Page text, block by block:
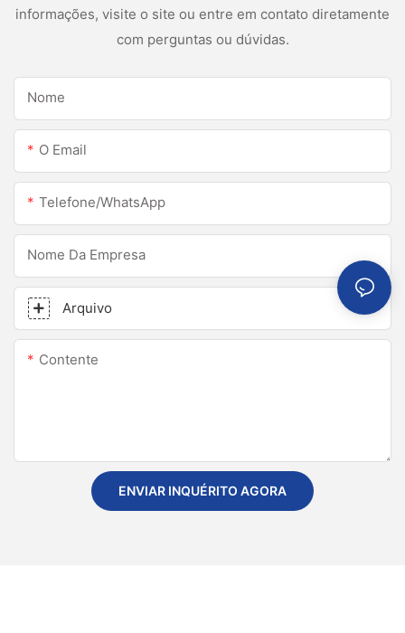
informações, visite o site ou entre em contato diretamente
com perguntas ou dúvidas.
Nome
O Email
Telefone/WhatsApp
Nome Da Empresa
Arquivo
Contente
ENVIAR INQUÉRITO AGORA